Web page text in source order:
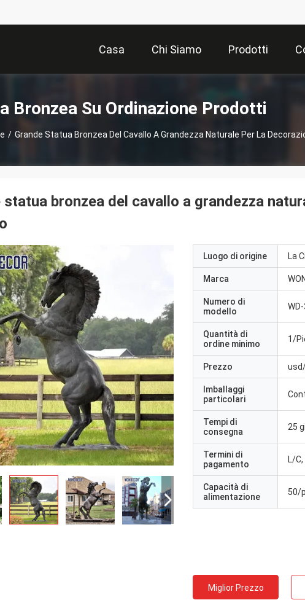
Casa Chi Siamo Prodotti
Bronzea Su Ordinazione Prodotti
/ Grande Statua Bronzea Del Cavallo A Grandezza Naturale Per La
statua bronzea del cavallo a grandezza
Luogo di origine La
Marca
Numero di
modello
Quantità di
ordine minimo
1/
Prezzo
Imballaggi
particolari
Tempi di
consegna
25
Termini di
pagamento
L/
Capacità di
alimentazione
50/
Miglior Prezzo